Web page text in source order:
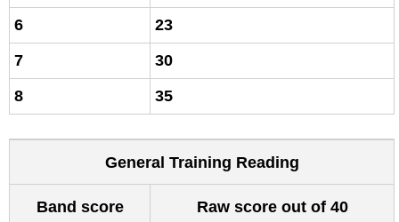
6
23
7
30
8
35
General Training Reading
Band score Raw score out of 40